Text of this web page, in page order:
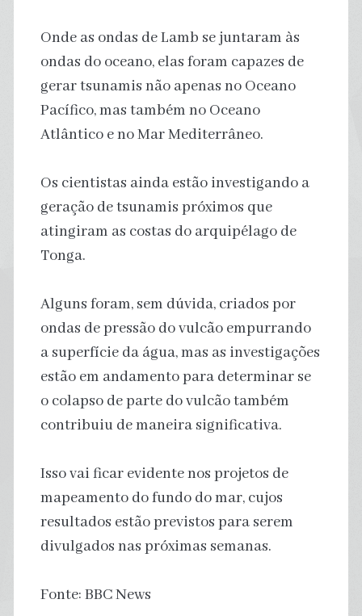
Onde as ondas de Lamb se juntaram às
ondas do oceano, elas foram capazes de
gerar tsunamis não apenas no Oceano
Pacífico, mas também no Oceano
Atlântico e no Mar Mediterrâneo.
Os cientistas ainda estão investigando a
geração de tsunamis próximos que
atingiram as costas do arquipélago de
Tonga.
Alguns foram, sem dúvida, criados por
ondas de pressão do vulcão empurrando
a superfície da água, mas as investigações
estão em andamento para determinar se
o colapso de parte do vulcão também
contribuiu de maneira significativa.
Isso vai ficar evidente nos projetos de
mapeamento do fundo do mar, cujos
resultados estão previstos para serem
divulgados nas próximas semanas.
Fonte: BBC News